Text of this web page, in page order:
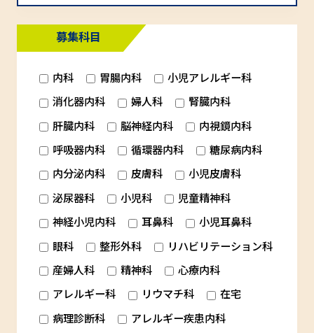
募集科目
内科 胃腸内科
小児アレルギー科
消化器内科
婦人科
腎臓内科
肝臓内科
脳神経内科
内視鏡内科
呼吸器内科
循環器内科
糖尿病内科
内分泌内科
皮膚科
小児皮膚科
泌尿器科
小児科
児童精神科
神経小児内科
耳鼻科
小児耳鼻科
眼科
整形外科
リハビリテーション科
産婦人科
精神科
心療内科
アレルギー科
リウマチ科
在宅
病理診断科
アレルギー疾患内科